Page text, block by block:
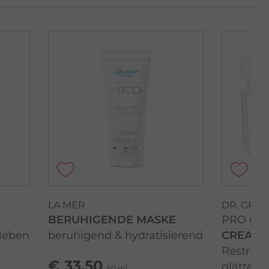
LA MER
BERUHIGENDE MASKE
beruhigend & hydratisierend
€ 33,50
DR.
PRO
CREAM